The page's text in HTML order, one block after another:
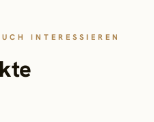
INTERESSIEREN